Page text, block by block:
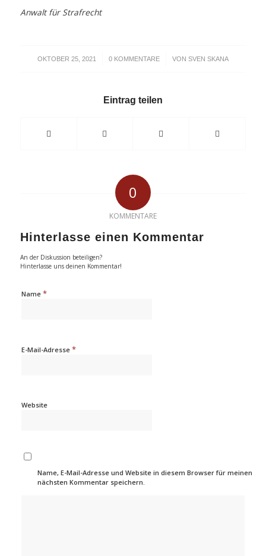
Anwalt für Strafrecht
OKTOBER 25, 2021
/ 0 KOMMENTARE
/ VON SVEN SKANA
Eintrag teilen
0
KOMMENTARE
Hinterlasse einen Kommentar
An der Diskussion beteiligen?
Hinterlasse uns deinen Kommentar!
Name *
E-Mail-Adresse *
Website
Name, E-Mail-Adresse und Website in diesem Browser für meinen
nächsten Kommentar speichern.